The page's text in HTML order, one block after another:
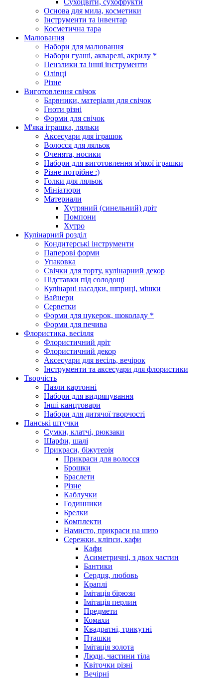
Основа для мила, косметики
Інструменти та інвентар
Косметична тара
Малювання
Набори для малювання
Набори гуаші, акварелі, акрилу *
Пензлики та інші інструменти
Олівці
Різне
Виготовлення свічок
Барвники, матеріали для свічок
Гноти різні
Форми для свічок
М'яка іграшка, ляльки
Аксесуари для іграшок
Волосся для ляльок
Оченята, носики
Набори для виготовлення м'якої іграшки
Різне потрібне :)
Голки для ляльок
Мініатюри
Материали
Хутряний (синельний) дріт
Помпони
Хутро
Кулінарний розділ
Кондитерські інструменти
Паперові форми
Упаковка
Свічки для торту, кулінарний декор
Підставки під солодощі
Кулінарні насадки, шприці, мішки
Вайнери
Серветки
Форми для цукерок, шоколаду *
Форми для печива
Флористика, весілля
Флористичний дріт
Флористичний декор
Аксесуари для весіль, вечірок
Інструменти та аксесуари для флористики
Творчість
Пазли картонні
Набори для видряпування
Інші канцтовари
Набори для дитячої творчості
Панські штучки
Сумки, клатчі, рюкзаки
Шарфи, шалі
Прикраси, біжутерія
Прикраси для волосся
Брошки
Браслети
Різне
Каблучки
Годинники
Брелки
Комплекти
Намисто, прикраси на шию
Сережки, кліпси, кафи
Кафи
Асиметричні, з двох частин
Бантики
Сердця, любовь
Краплі
Імітація бірюзи
Імітація перлин
Предмети
Комахи
Квадратні, трикутні
Пташки
Імітація золота
Люди, частини тіла
Квіточки різні
Вечірні